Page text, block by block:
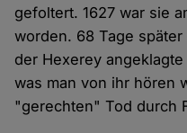
gefoltert. 1627 war sie
worden. 68 Tage später
der Hexerey
was man von ihr hören
"gerechten" Tod durch